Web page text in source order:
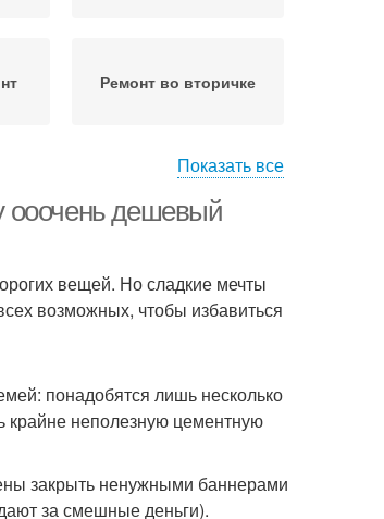
Ремонт во вторичке
Показать все
ооочень дешевый
вещей. Но сладкие мечты
возможных, чтобы избавиться
понадобятся лишь несколько
крайне неполезную цементную
закрыть ненужными баннерами
за смешные деньги).